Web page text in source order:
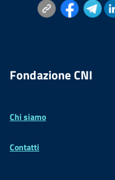
Fondazione CNI
Chi siamo
Contatti